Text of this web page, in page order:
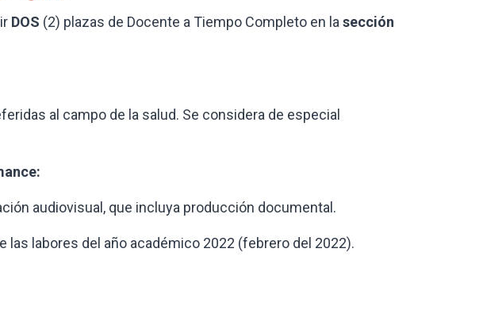
DOS (2) plazas de Docente a Tiempo Completo en la sección
al campo de la salud. Se considera de especial
audiovisual, que incluya producción documental.
labores del año académico 2022 (febrero del 2022).